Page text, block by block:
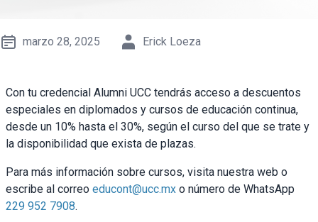
marzo 28, 2025 Erick Loeza
Con tu credencial Alumni UCC tendrás acceso a descuentos
especiales en diplomados y cursos de educación continua,
desde un 10% hasta el 30%, según el curso del que se trate y
la disponibilidad que exista de plazas.
Para más información sobre cursos, visita nuestra web o
escribe al correo educont@ucc.mx o número de WhatsApp
229 952 7908.